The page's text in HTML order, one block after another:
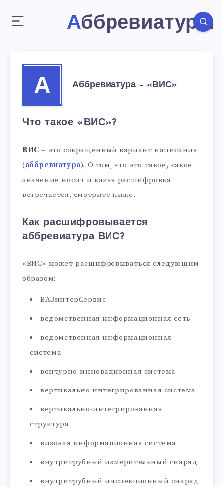
Аббревиатуры
А Аббревиатура – «ВИС»
Что такое «ВИС»?
ВИС – это сокращенный вариант написания
(аббревиатура). О том, что это такое, какое
значение носит и какая расшифровка
встречается, смотрите ниже.
Как расшифровывается
аббревиатура ВИС?
«ВИС» может расшифровываться следующим
образом:
ВАЗинтерСервис
ведомственная информационная сеть
ведомственная информационная
система
венчурно-инновационная система
вертикально интегрированная система
вертикально-интегрированная
структура
визовая информационная система
внутритрубный измерительный снаряд
внутритрубный инспекционный снаряд